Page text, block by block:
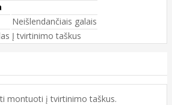
Neišlendančiais galais
Į tvirtinimo taškus
montuoti į tvirtinimo taškus.